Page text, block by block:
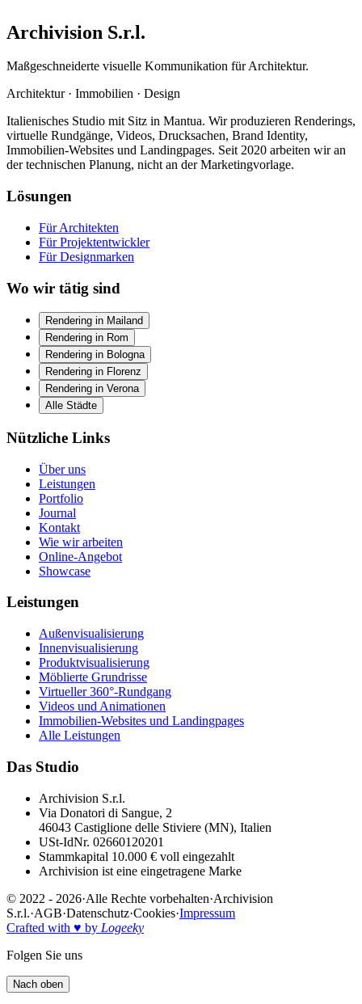
Archivision S.r.l.
Maßgeschneiderte visuelle Kommunikation für Architektur.
Architektur · Immobilien · Design
Italienisches Studio mit Sitz in Mantua. Wir produzieren Renderings,
virtuelle Rundgänge, Videos, Drucksachen, Brand Identity,
Immobilien-Websites und Landingpages. Seit 2020 arbeiten wir an
der technischen Planung, nicht an der Marketingvorlage.
Lösungen
Für Architekten
Für Projektentwickler
Für Designmarken
Wo wir tätig sind
Rendering in Mailand
Rendering in Rom
Rendering in Bologna
Rendering in Florenz
Rendering in Verona
Alle Städte
Nützliche Links
Über uns
Leistungen
Portfolio
Journal
Kontakt
Wie wir arbeiten
Online-Angebot
Showcase
Leistungen
Außenvisualisierung
Innenvisualisierung
Produktvisualisierung
Möblierte Grundrisse
Virtueller 360°-Rundgang
Videos und Animationen
Immobilien-Websites und Landingpages
Alle Leistungen
Das Studio
Archivision S.r.l.
Via Donatori di Sangue, 2
46043 Castiglione delle Stiviere (MN), Italien
USt-IdNr. 02660120201
Stammkapital 10.000 € voll eingezahlt
Archivision ist eine eingetragene Marke
© 2022 - 2026·Alle Rechte vorbehalten·Archivision
S.r.l.·AGB·Datenschutz·Cookies·Impressum
Crafted with ♥ by Logeeky
Folgen Sie uns
Nach oben